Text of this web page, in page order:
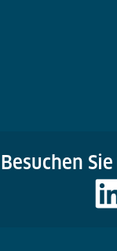
Besuchen